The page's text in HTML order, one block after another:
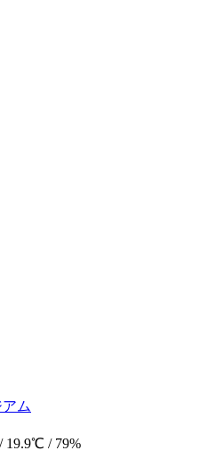
ム
19.9℃ / 79%